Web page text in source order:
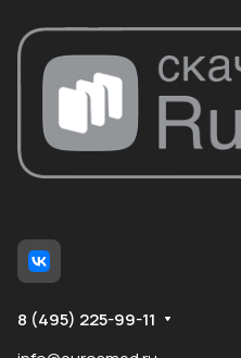
8 (495) 225-99-11